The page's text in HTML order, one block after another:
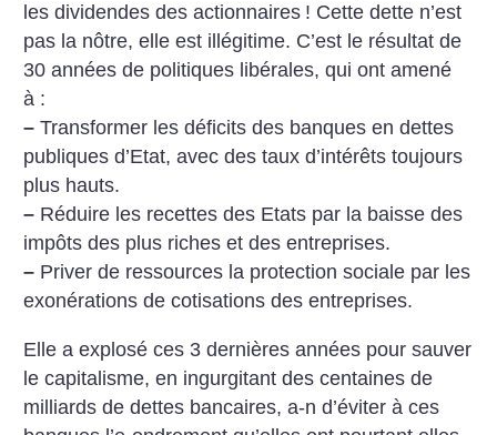
les dividendes des actionnaires ! Cette dette n’est
pas la nôtre, elle est illégitime. C’est le résultat de
30 années de politiques libérales, qui ont amené
à :
– Transformer les déficits des banques en dettes
publiques d’Etat, avec des taux d’intérêts toujours
plus hauts.
– Réduire les recettes des Etats par la baisse des
impôts des plus riches et des entreprises.
– Priver de ressources la protection sociale par les
exonérations de cotisations des entreprises.
Elle a explosé ces 3 dernières années pour sauver
le capitalisme, en ingurgitant des centaines de
milliards de dettes bancaires, a-n d’éviter à ces